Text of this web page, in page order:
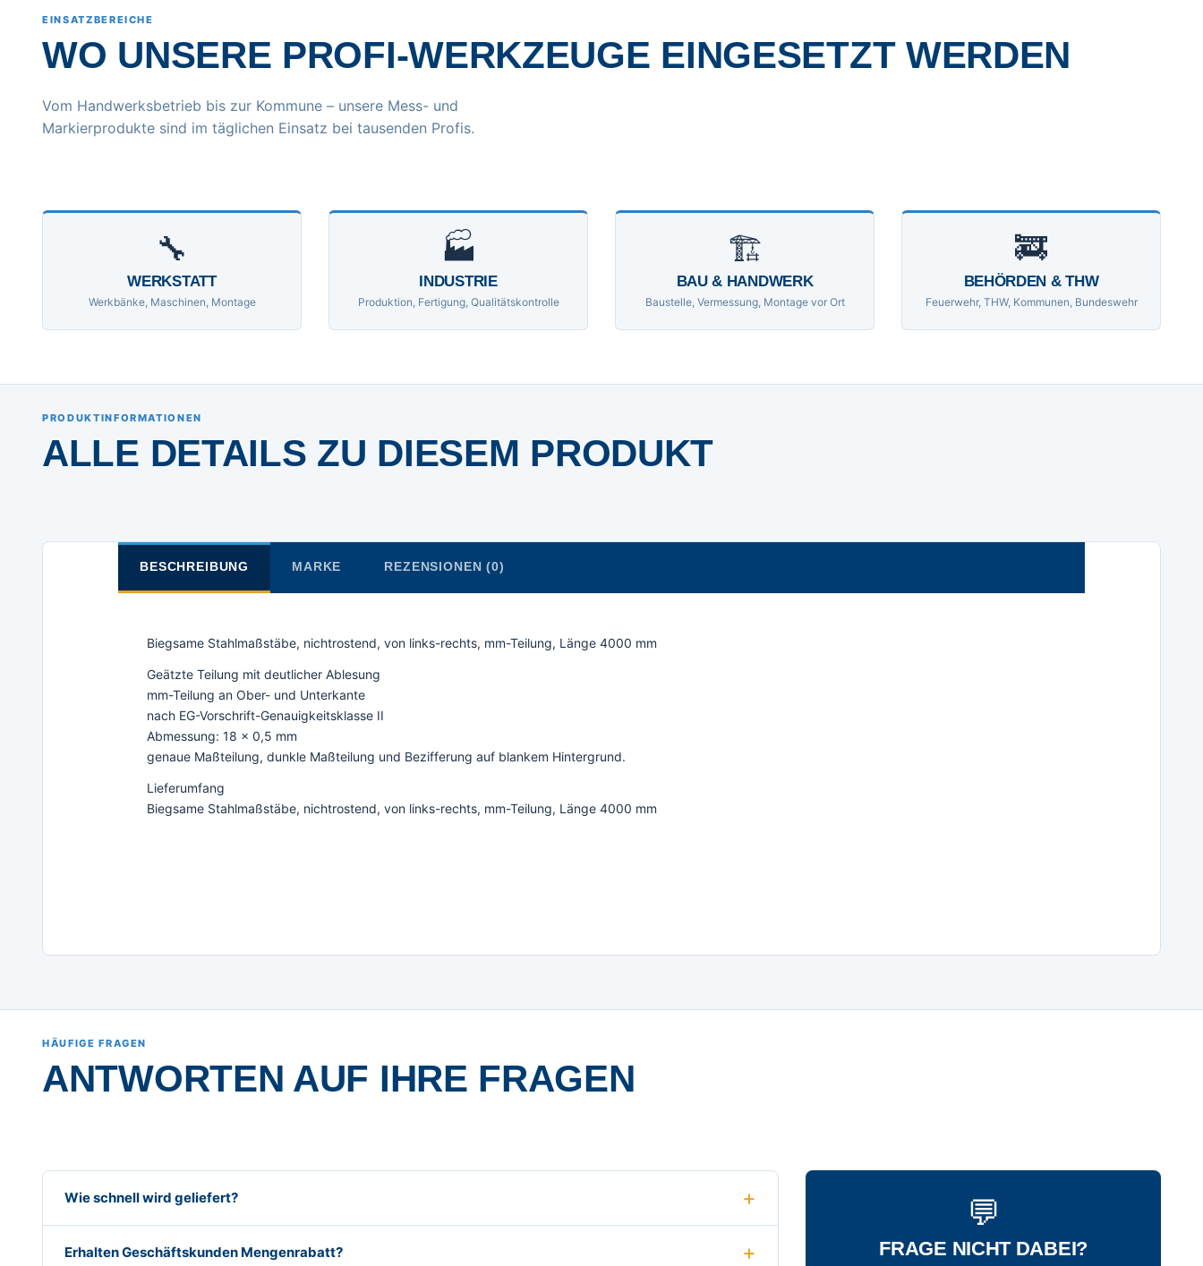
EINSATZBEREICHE
WO UNSERE PROFI-WERKZEUGE EINGESETZT WERDEN
Vom Handwerksbetrieb bis zur Kommune – unsere Mess- und
Markierprodukte sind im täglichen Einsatz bei tausenden Profis.
🔧
WERKSTATT
Werkbänke, Maschinen, Montage
🏭
INDUSTRIE
Produktion, Fertigung, Qualitätskontrolle
🏗
BAU & HANDWERK
Baustelle, Vermessung, Montage vor Ort
🚒
BEHÖRDEN & THW
Feuerwehr, THW, Kommunen, Bundeswehr
PRODUKTINFORMATIONEN
ALLE DETAILS ZU DIESEM PRODUKT
BESCHREIBUNG MARKE REZENSIONEN (0)
Biegsame Stahlmaßstäbe, nichtrostend, von links-rechts, mm-Teilung, Länge 4000 mm
Geätzte Teilung mit deutlicher Ablesung
mm-Teilung an Ober- und Unterkante
nach EG-Vorschrift-Genauigkeitsklasse II
Abmessung: 18 x 0,5 mm
genaue Maßteilung, dunkle Maßteilung und Bezifferung auf blankem Hintergrund.
Lieferumfang
Biegsame Stahlmaßstäbe, nichtrostend, von links-rechts, mm-Teilung, Länge 4000 mm
HÄUFIGE FRAGEN
ANTWORTEN AUF IHRE FRAGEN
Wie schnell wird geliefert?
Erhalten Geschäftskunden Mengenrabatt?
💬
FRAGE NICHT DABEI?